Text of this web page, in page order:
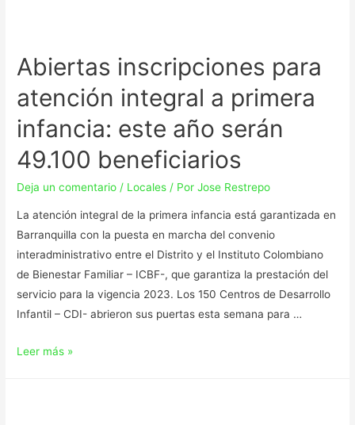
Abiertas inscripciones para
atención integral a primera
infancia: este año serán
49.100 beneficiarios
Deja un comentario / Locales / PorJose Restrepo
La atención integral de la primera infancia está garantizada en
Barranquilla con la puesta en marcha del convenio
interadministrativo entre el Distrito y el Instituto Colombiano
de Bienestar Familiar – ICBF-, que garantiza la prestación del
servicio para la vigencia 2023. Los 150 Centros de Desarrollo
Infantil – CDI- abrieron sus puertas esta semana para …
Leer más »